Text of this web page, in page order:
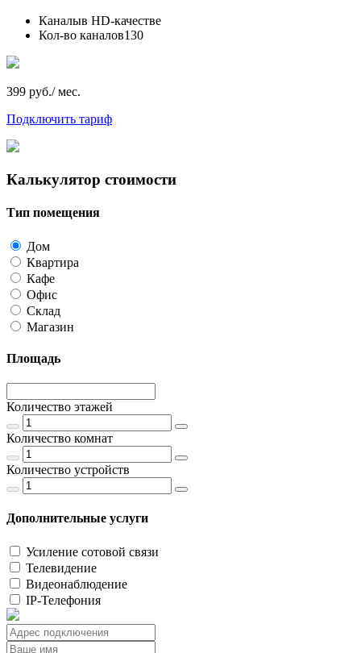
Каналыв HD-качестве
Кол-во каналов130
399 руб./ мес.
Подключить тариф
Калькулятор стоимости
Тип помещения
Дом
Квартира
Кафе
Офис
Склад
Магазин
Площадь
Количество этажей
Количество комнат
Количество устройств
Дополнительные услуги
Усиление сотовой связи
Телевидение
Видеонаблюдение
IP-Телефония